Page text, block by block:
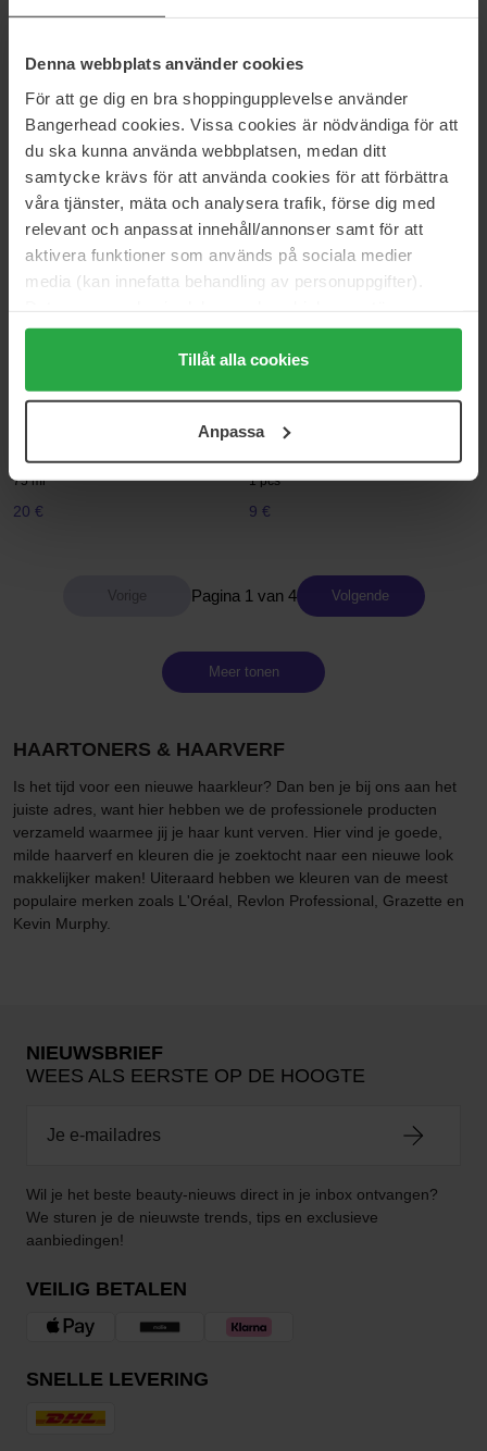
Denna webbplats använder cookies
För att ge dig en bra shoppingupplevelse använder
Bangerhead cookies. Vissa cookies är nödvändiga för att
du ska kunna använda webbplatsen, medan ditt
samtycke krävs för att använda cookies för att förbättra
våra tjänster, mäta och analysera trafik, förse dig med
relevant och anpassat innehåll/annonser samt för att
aktivera funktioner som används på sociala medier
media (kan innefatta behandling av personuppgifter).
Genom att trycka på "Tillåt alla cookies" accepterar du
alla cookies, medan du under "Detaljer" kan anpassa
användningen av cookies. Du kan när som helst återkalla
samt vår Integritetspolicy.
Tillåt alla cookies
Anpassa
Casting Creme Gloss Creme Supreme
L'Oréal Paris
Excellence Universal Nudes
1 pcs
12 €
Wella Professionals
Color Fresh Mask Copper Glow
500 ml
46 €
Wella Professionals Vision Haircare
Color Fresh
75 ml
20 €
Schwarzkopf
Live Color Moment
1 pcs
9 €
Pagina 1 van 4 Volgende
Meer tonen
HAARTONERS & HAARVERF
Is het tijd voor een nieuwe haarkleur? Dan ben je bij ons aan het
juiste adres, want hier hebben we de professionele producten
verzameld waarmee jij je haar kunt verven. Hier vind je goede,
milde haarverf en kleuren die je zoektocht naar een nieuwe look
makkelijker maken! Uiteraard hebben we kleuren van de meest
populaire merken zoals L'Oréal, Revlon Professional, Grazette en
Kevin Murphy.
NIEUWSBRIEF
WEES ALS EERSTE OP DE HOOGTE
Wil je het beste beauty-nieuws direct in je inbox ontvangen?
We sturen je de nieuwste trends, tips en exclusieve
aanbiedingen!
VEILIG BETALEN
SNELLE LEVERING